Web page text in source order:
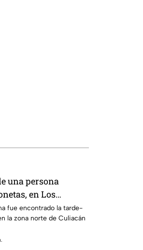
una persona
en Los
fue encontrado la tarde-
la zona norte de Culiacán